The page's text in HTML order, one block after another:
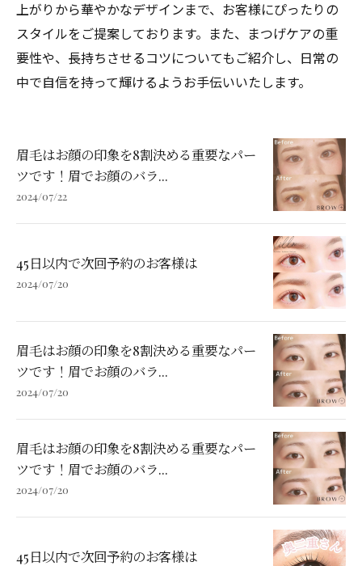
上がりから華やかなデザインまで、お客様にぴったりの
スタイルをご提案しております。また、まつげケアの重
要性や、長持ちさせるコツについてもご紹介し、日常の
中で自信を持って輝けるようお手伝いいたします。
眉毛はお顔の印象を8割決める重要なパー
ツです！眉でお顔のバラ...
2024/07/22
45日以内で次回予約のお客様は
2024/07/20
眉毛はお顔の印象を8割決める重要なパー
ツです！眉でお顔のバラ...
2024/07/20
眉毛はお顔の印象を8割決める重要なパー
ツです！眉でお顔のバラ...
2024/07/20
45日以内で次回予約のお客様は